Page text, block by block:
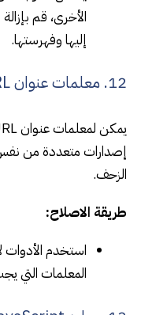
الأخرى، قم
إليها وفهرستها.
12. معلمات عنوان URL
إصدارات متعددة من نفس
الزحف.
طريقة الاصلاح:
المعلمات التي